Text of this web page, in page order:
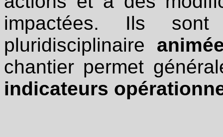
impactées. Ils sont
pluridisciplinaire
chantier permet
indicateurs